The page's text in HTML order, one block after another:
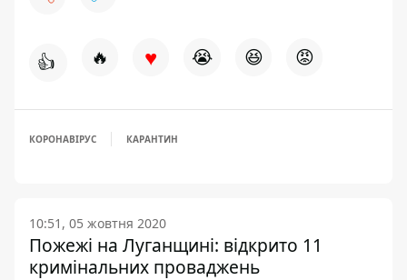
👍 🔥 ♥ 😭 😆 😡
КОРОНАВІРУС КАРАНТИН
10:51, 05 жовтня 2020
Пожежі на Луганщині: відкрито 11
кримінальних проваджень